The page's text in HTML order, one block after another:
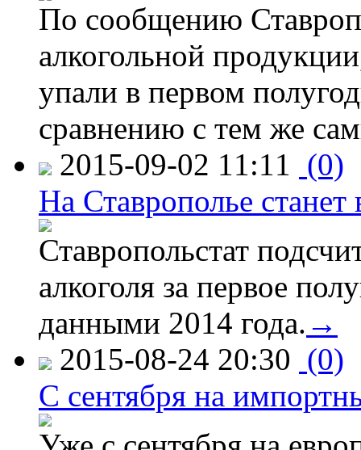
По сообщению
алкогольной
упали в первом
сравнению с тем же
2015-09-02 11:11 (0)
На Ставрополье
Ставропольстат
алкоголя за первое
данными 2014 года. →
2015-08-24 20:30 (0)
C сентября на